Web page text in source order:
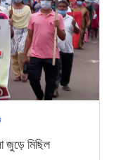
জুড়ে মিছিল